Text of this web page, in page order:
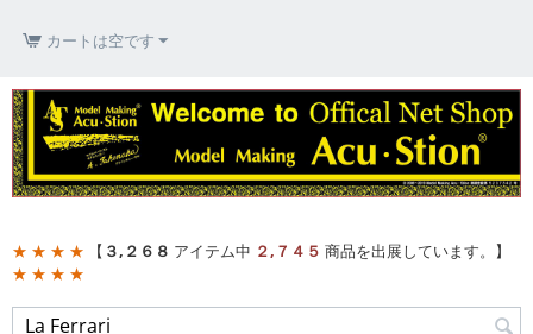
カートは空です
★ ★ ★ ★ 【 ３,２６８ アイテム中 ２,７４５ 商品を出展しています。】
★ ★ ★ ★